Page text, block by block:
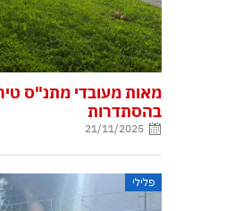
מאות מעובדי מתנ"ס
בהסתדרות
21/11/2025
פלילי